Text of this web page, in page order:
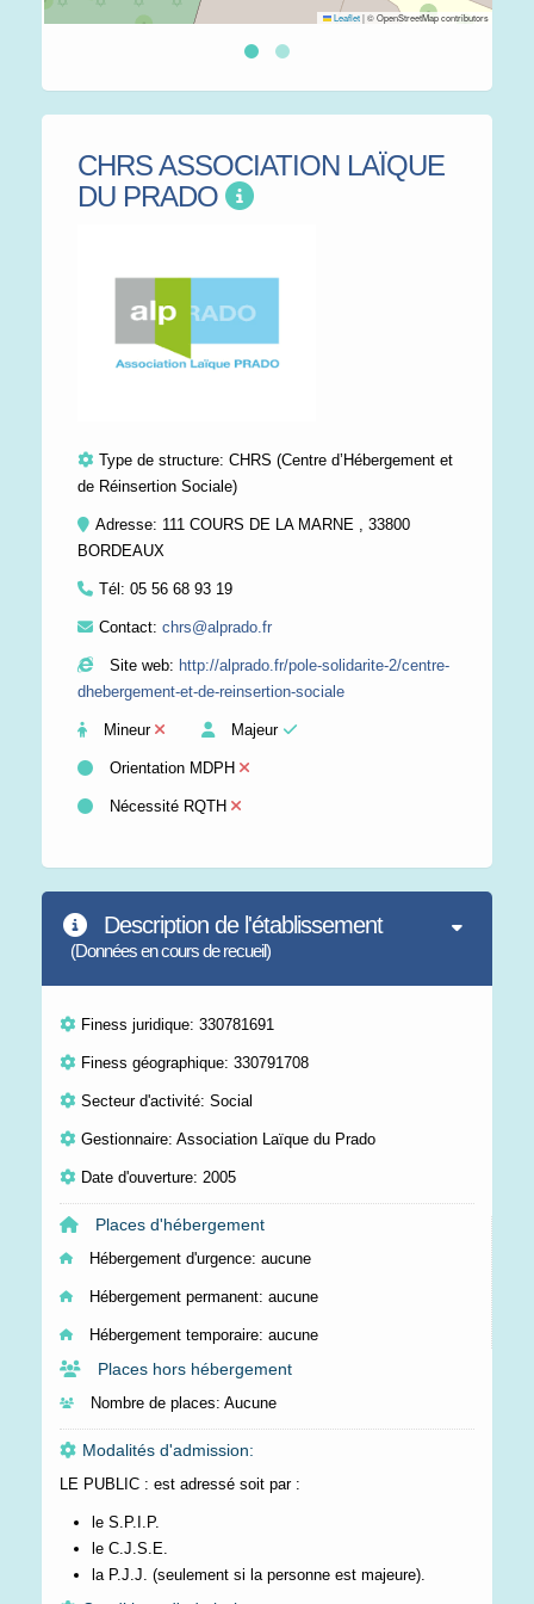
Leaflet|© OpenStreetMap contributors
CHRS ASSOCIATION LAÏQUE
DU PRADO
Type de structure: CHRS (Centre d’Hébergement et
de Réinsertion Sociale)
Adresse: 111 COURS DE LA MARNE , 33800
BORDEAUX
Tél: 05 56 68 93 19
Contact: chrs@alprado.fr
Site web: http://alprado.fr/pole-solidarite-2/centre-
dhebergement-et-de-reinsertion-sociale
Mineur Majeur
Orientation MDPH
Nécessité RQTH
Description de l'établissement
(Données en cours de recueil)
Finess juridique: 330781691
Finess géographique: 330791708
Secteur d'activité: Social
Gestionnaire: Association Laïque du Prado
Date d'ouverture: 2005
Places d'hébergement
Hébergement d'urgence: aucune
Hébergement permanent: aucune
Hébergement temporaire: aucune
Places hors hébergement
Nombre de places: Aucune
Modalités d'admission:
LE PUBLIC : est adressé soit par :
le S.P.I.P.
le C.J.S.E.
la P.J.J. (seulement si la personne est majeure).